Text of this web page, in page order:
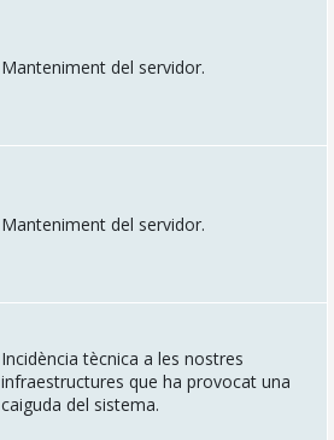
Manteniment del servidor.
Manteniment del servidor.
Incidència tècnica a les nostres
infraestructures que ha provocat una
caiguda del sistema.